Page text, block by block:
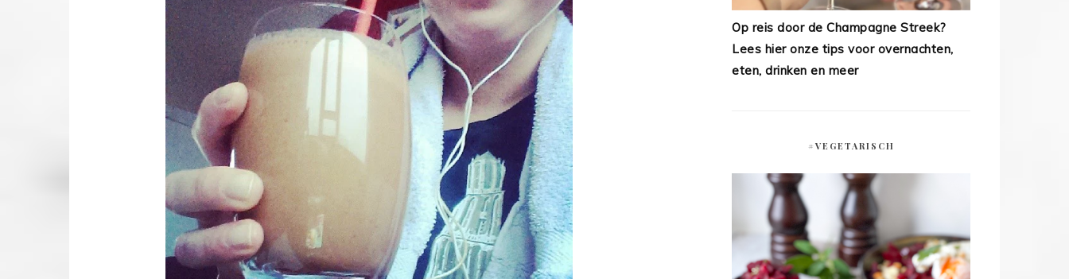
Op reis door de Champagne Streek?
Lees hier onze tips voor overnachten,
eten, drinken en meer
#VEGETARISCH